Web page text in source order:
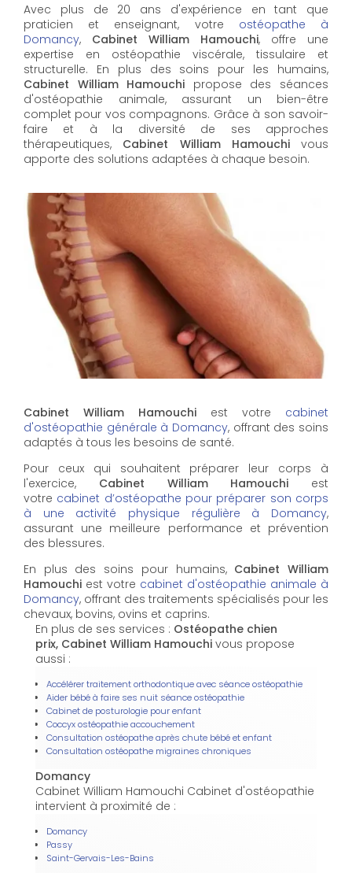
Avec plus de 20 ans d'expérience en tant que
praticien et enseignant, votre ostéopathe à
Domancy, Cabinet William Hamouchi, offre une
expertise en ostéopathie viscérale, tissulaire et
structurelle. En plus des soins pour les humains,
Cabinet William Hamouchi propose des séances
d'ostéopathie animale, assurant un bien-être
complet pour vos compagnons. Grâce à son savoir-
faire et à la diversité de ses approches
thérapeutiques, Cabinet William Hamouchivous
apporte des solutions adaptées à chaque besoin.
Cabinet William Hamouchi est votre cabinet
d'ostéopathie générale à Domancy, offrant des soins
adaptés à tous les besoins de santé.
Pour ceux qui souhaitent préparer leur corps à
l'exercice, Cabinet William Hamouchi est
votre cabinet d’ostéopathe pour préparer son corps
à une activité physique régulière à Domancy,
assurant une meilleure performance et prévention
des blessures.
En plus des soins pour humains, Cabinet William
Hamouchi est votre cabinet d'ostéopathie animale à
Domancy, offrant des traitements spécialisés pour les
chevaux, bovins, ovins et caprins.
En plus de ses services : Ostéopathe chien
prix, Cabinet William Hamouchi vous propose
aussi :
Accélérer traitement orthodontique avec séance ostéopathie
Aider bébé à faire ses nuit séance ostéopathie
Cabinet de posturologie pour enfant
Coccyx ostéopathie accouchement
Consultation ostéopathe après chute bébé et enfant
Consultation ostéopathe migraines chroniques
Domancy
Cabinet William Hamouchi Cabinet d'ostéopathie
intervient à proximité de :
Domancy
Passy
Saint-Gervais-Les-Bains